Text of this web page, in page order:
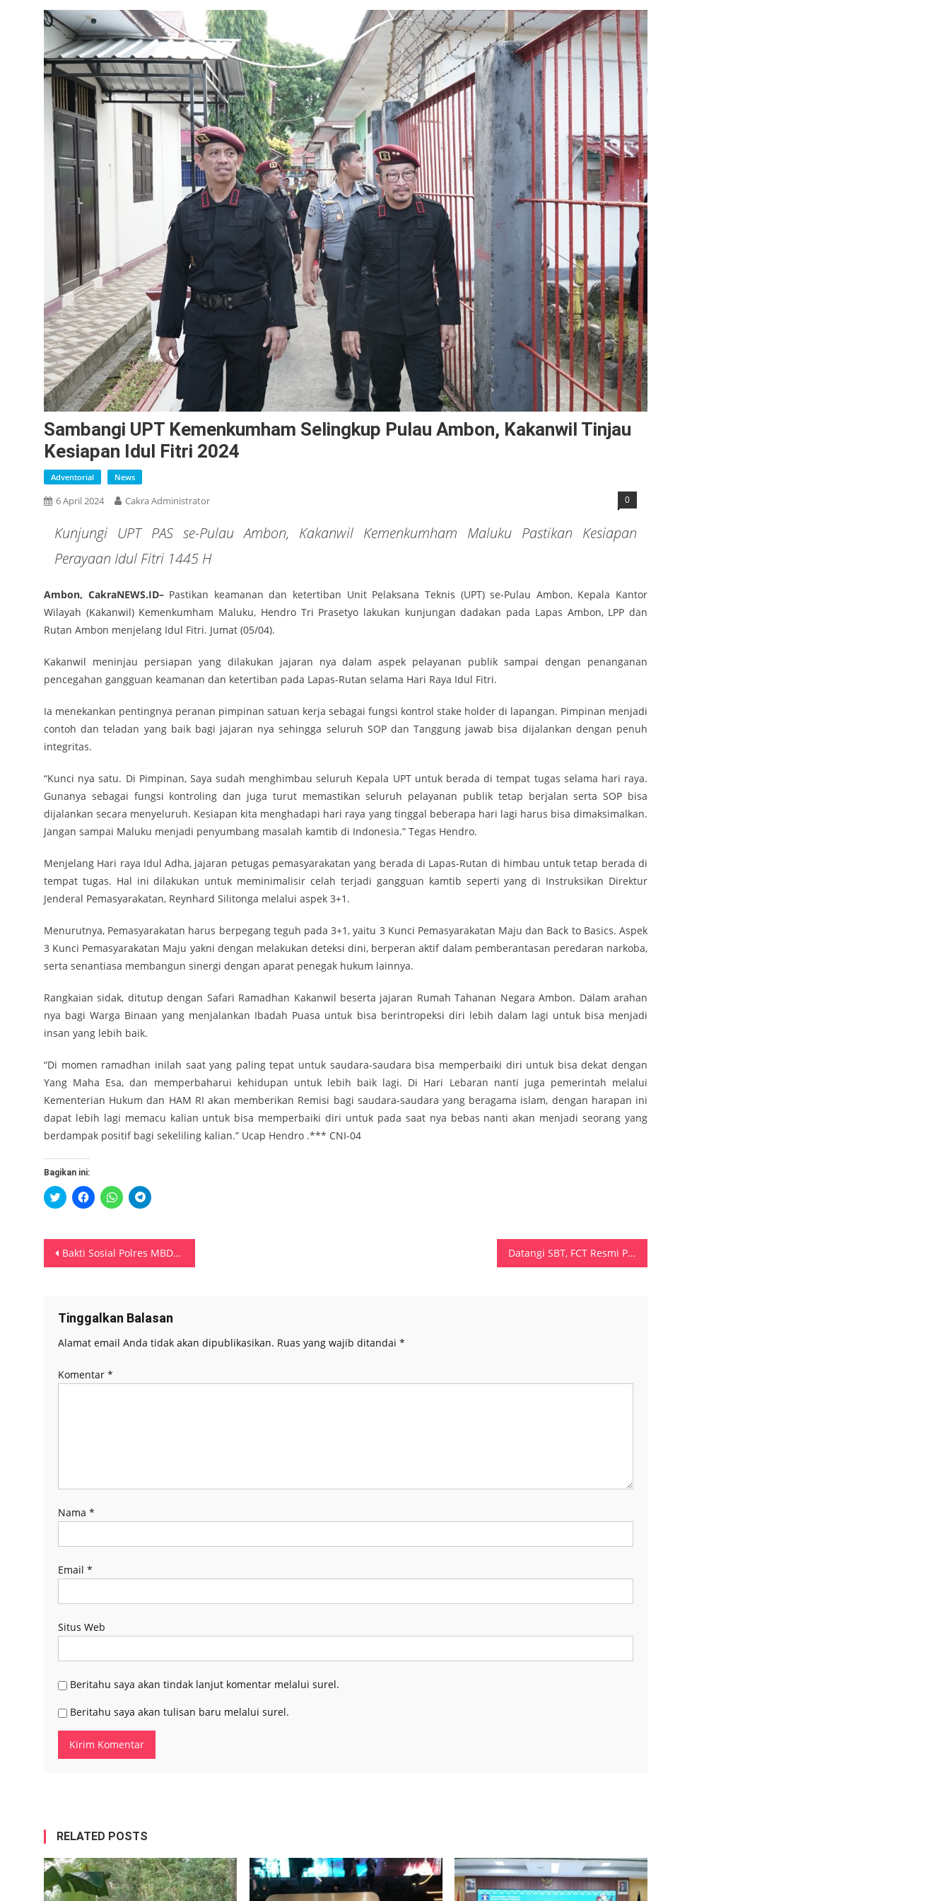
Sambangi UPT Kemenkumham Selingkup Pulau Ambon, Kakanwil Tinjau
Kesiapan Idul Fitri 2024
Adventorial News
6 April 2024 Cakra Administrator 0
Kunjungi UPT PAS se-Pulau Ambon, Kakanwil Kemenkumham Maluku Pastikan Kesiapan
Perayaan Idul Fitri 1445 H
Ambon, CakraNEWS.ID–Pastikan keamanan dan ketertiban Unit Pelaksana Teknis (UPT) se-Pulau Ambon, Kepala Kantor
Wilayah (Kakanwil) Kemenkumham Maluku, Hendro Tri Prasetyo lakukan kunjungan dadakan pada Lapas Ambon, LPP dan
Rutan Ambon menjelang Idul Fitri. Jumat (05/04).
Kakanwil meninjau persiapan yang dilakukan jajaran nya dalam aspek pelayanan publik sampai dengan penanganan
pencegahan gangguan keamanan dan ketertiban pada Lapas-Rutan selama Hari Raya Idul Fitri.
Ia menekankan pentingnya peranan pimpinan satuan kerja sebagai fungsi kontrol stake holder di lapangan. Pimpinan menjadi
contoh dan teladan yang baik bagi jajaran nya sehingga seluruh SOP dan Tanggung jawab bisa dijalankan dengan penuh
integritas.
“Kunci nya satu. Di Pimpinan, Saya sudah menghimbau seluruh Kepala UPT untuk berada di tempat tugas selama hari raya.
Gunanya sebagai fungsi kontroling dan juga turut memastikan seluruh pelayanan publik tetap berjalan serta SOP bisa
dijalankan secara menyeluruh. Kesiapan kita menghadapi hari raya yang tinggal beberapa hari lagi harus bisa dimaksimalkan.
Jangan sampai Maluku menjadi penyumbang masalah kamtib di Indonesia.” Tegas Hendro.
Menjelang Hari raya Idul Adha, jajaran petugas pemasyarakatan yang berada di Lapas-Rutan di himbau untuk tetap berada di
tempat tugas. Hal ini dilakukan untuk meminimalisir celah terjadi gangguan kamtib seperti yang di Instruksikan Direktur
Jenderal Pemasyarakatan, Reynhard Silitonga melalui aspek 3+1.
Menurutnya, Pemasyarakatan harus berpegang teguh pada 3+1, yaitu 3 Kunci Pemasyarakatan Maju dan Back to Basics. Aspek
3 Kunci Pemasyarakatan Maju yakni dengan melakukan deteksi dini, berperan aktif dalam pemberantasan peredaran narkoba,
serta senantiasa membangun sinergi dengan aparat penegak hukum lainnya.
Rangkaian sidak, ditutup dengan Safari Ramadhan Kakanwil beserta jajaran Rumah Tahanan Negara Ambon. Dalam arahan
nya bagi Warga Binaan yang menjalankan Ibadah Puasa untuk bisa berintropeksi diri lebih dalam lagi untuk bisa menjadi
insan yang lebih baik.
“Di momen ramadhan inilah saat yang paling tepat untuk saudara-saudara bisa memperbaiki diri untuk bisa dekat dengan
Yang Maha Esa, dan memperbaharui kehidupan untuk lebih baik lagi. Di Hari Lebaran nanti juga pemerintah melalui
Kementerian Hukum dan HAM RI akan memberikan Remisi bagi saudara-saudara yang beragama islam, dengan harapan ini
dapat lebih lagi memacu kalian untuk bisa memperbaiki diri untuk pada saat nya bebas nanti akan menjadi seorang yang
berdampak positif bagi sekeliling kalian.” Ucap Hendro .*** CNI-04
Bagikan ini:
Klik
untuk
di
jendela
yang
baru)
Klik
untuk
di
jendela
yang
baru)
Klik
untuk
di
jendela
yang
baru)
Klik
untuk
di
jendela
yang
baru)
Navigasi
Bakti Sosial Polres MBD Bersihkan Lingkungan Masjid Datangi SBT, FCT Resmi Pinang Abdullah Vanath Berpasangan di Pilkada Maluku 2024
Tinggalkan Balasan
Alamat email Anda tidak akan dipublikasikan. Ruas yang wajib ditandai *
Komentar *
Nama *
Email *
Situs Web
Beritahu saya akan tindak lanjut komentar melalui surel.
Beritahu saya akan tulisan baru melalui surel.
RELATED POSTS